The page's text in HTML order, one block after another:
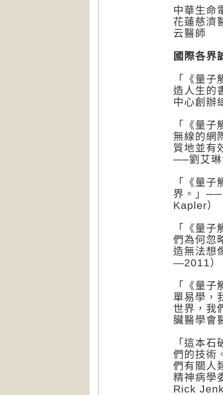
中華生命
花蓮慈濟
云醫師
國際各界
「《量
造人生的
中心創辦
「《量
無線的網
質地並有
──劉艾
「《量
界。」
Kapler）
「《量
們為何忽
造無法想
—2011）
「《量
單易學，
世界，我
臟醫學會
「這本
們的技術
們有關人
精神病學
Rick